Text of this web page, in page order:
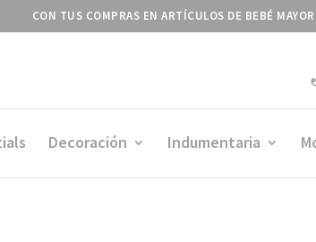
CON TUS COMPRAS EN ARTÍCULOS DE BEBÉ
Decoración Indumentaria